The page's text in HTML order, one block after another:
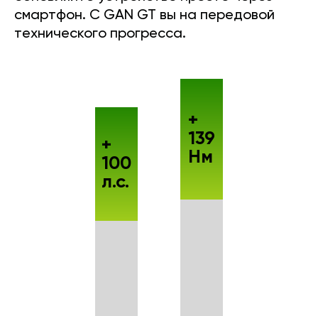
смартфон. С GAN GT вы на передовой
технического прогресса.
+
100
л.с.
+
139
Нм